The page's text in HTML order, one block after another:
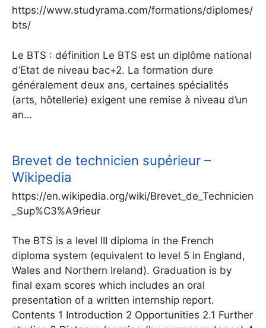
https://www.studyrama.com/formations/diplomes/
bts/
Le BTS : définition Le BTS est un diplôme national
d’Etat de niveau bac+2. La formation dure
généralement deux ans, certaines spécialités
(arts, hôtellerie) exigent une remise à niveau d’un
an…
Brevet de technicien supérieur –
Wikipedia
https://en.wikipedia.org/wiki/Brevet_de_Technicien
_Sup%C3%A9rieur
The BTS is a level III diploma in the French
diploma system (equivalent to level 5 in England,
Wales and Northern Ireland). Graduation is by
final exam scores which includes an oral
presentation of a written internship report.
Contents 1 Introduction 2 Opportunities 2.1 Further